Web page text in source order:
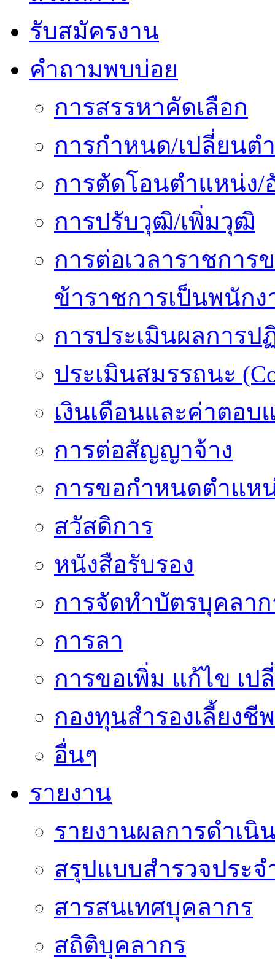
รับสมัครงาน
คำถามพบบ่อย
การสรรหาคัดเลือก
การกำหนด/เปลี่ยนต
การตัดโอนตำแหน่ง/
การปรับวุฒิ/เพิ่มวุฒิ
การต่อเวลาราชการ
ข้าราชการเป็นพนักง
การประเมินผลการป
ประเมินสมรรถนะ
เงินเดือนและค่าตอบ
การต่อสัญญาจ้าง
การขอกำหนดตำแห
สวัสดิการ
หนังสือรับรอง
การจัดทำบัตรบุคลา
การลา
การขอเพิ่ม แก้ไข เ
กองทุนสำรองเลี้ยงชีพ
อื่นๆ
รายงาน
รายงานผลการดำเนิ
สรุปแบบสำรวจประจ
สารสนเทศบุคลากร
สถิติบุคลากร